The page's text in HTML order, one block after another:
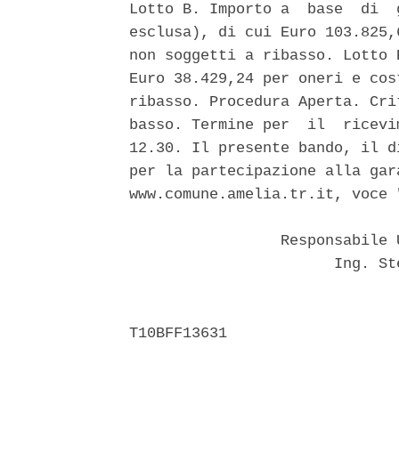
Lotto B. Importo a  base  di
esclusa), di cui Euro
non soggetti a ribasso. Lotto
Euro 38.429,24 per oneri e
ribasso. Procedura Aperta.
basso. Termine per  il
12.30. Il presente bando, il
per la partecipazione alla
www.comune.amelia.tr.it,
Ing.